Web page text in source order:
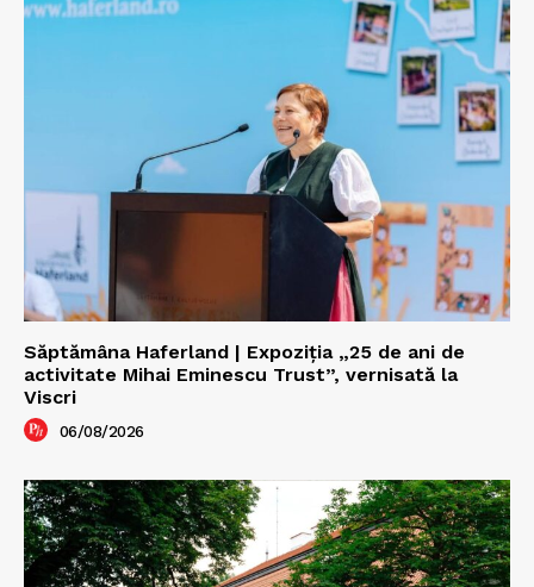
Săptămâna Haferland | Expoziţia „25 de ani de
activitate Mihai Eminescu Trust”, vernisată la
Viscri
06/08/2026